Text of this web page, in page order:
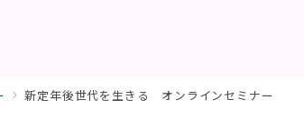
新定年後世代を生きる オンラインセミナー